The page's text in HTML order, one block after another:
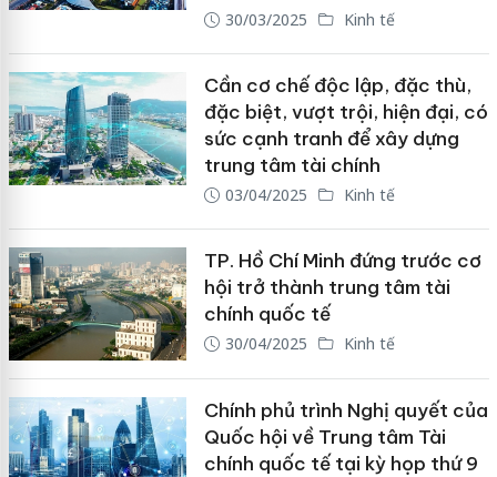
30/03/2025 Kinh tế
Cần cơ chế độc lập, đặc thù,
đặc biệt, vượt trội, hiện đại, có
sức cạnh tranh để xây dựng
trung tâm tài chính
03/04/2025 Kinh tế
TP. Hồ Chí Minh đứng trước cơ
hội trở thành trung tâm tài
chính quốc tế
30/04/2025 Kinh tế
Chính phủ trình Nghị quyết của
Quốc hội về Trung tâm Tài
chính quốc tế tại kỳ họp thứ 9